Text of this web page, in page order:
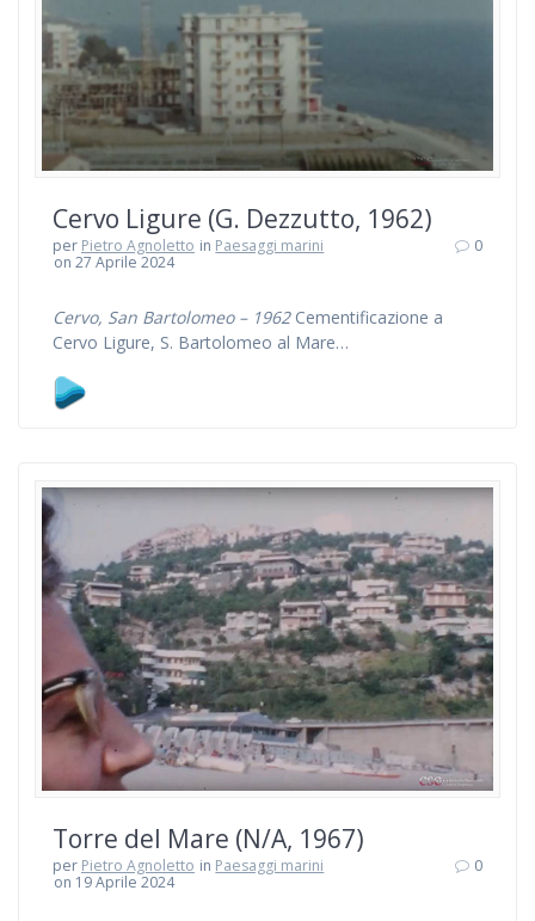
Cervo Ligure (G. Dezzutto, 1962)
per Pietro Agnoletto in Paesaggi marini
on 27 Aprile 2024
0
Cervo, San Bartolomeo – 1962Cementificazione a
Cervo Ligure, S. Bartolomeo al Mare…
Torre del Mare (N/A, 1967)
per Pietro Agnoletto in Paesaggi marini
on 19 Aprile 2024
0